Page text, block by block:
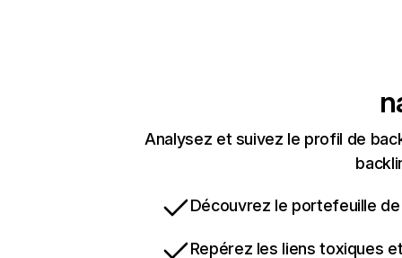
Analysez et suivez le profil de
Découvrez le portefeuille
Repérez les liens toxiques